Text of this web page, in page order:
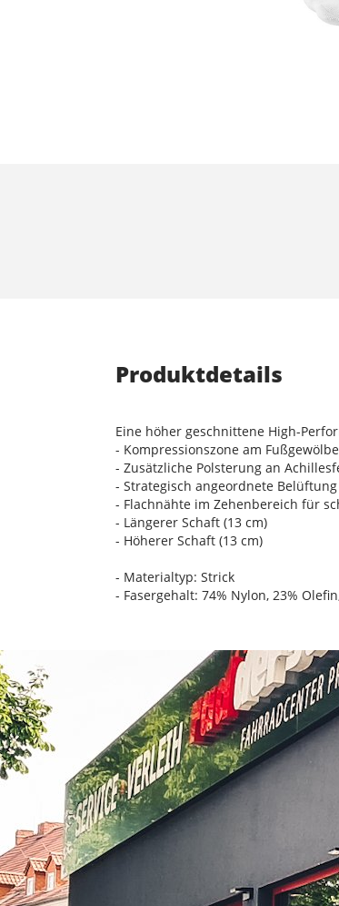
Produktdetails
Eine höher geschnittene High-
- Kompressionszone am
- Zusätzliche Polsterung an
- Strategisch angeordnete
- Flachnähte im Zehenbereich für
- Längerer Schaft (13 cm)
- Höherer Schaft (13 cm)
- Materialtyp: Strick
- Fasergehalt: 74% Nylon, 23%